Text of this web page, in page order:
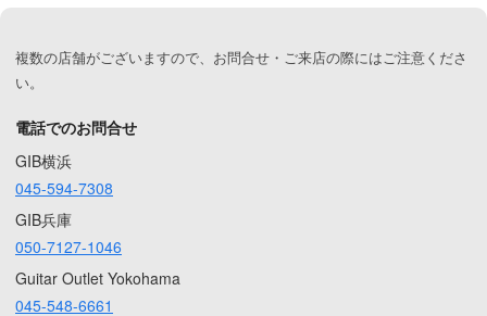
複数の店舗がございますので、お問合せ・ご来店の際にはご注意くださ
い。
電話でのお問合せ
GIB横浜
045-594-7308
GIB兵庫
050-7127-1046
Guitar Outlet Yokohama
045-548-6661